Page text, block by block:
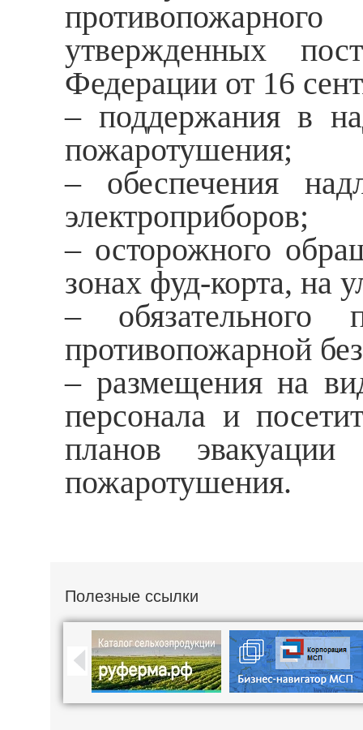
утвержденных
Федерации от 16
– поддержания в
пожаротушения;
– обеспечения
электроприборов;
– осторожного
зонах фуд-корта, на
– обязательного
противопожарной
– размещения на
персонала и
планов
пожаротушения.
Полезные ссылки